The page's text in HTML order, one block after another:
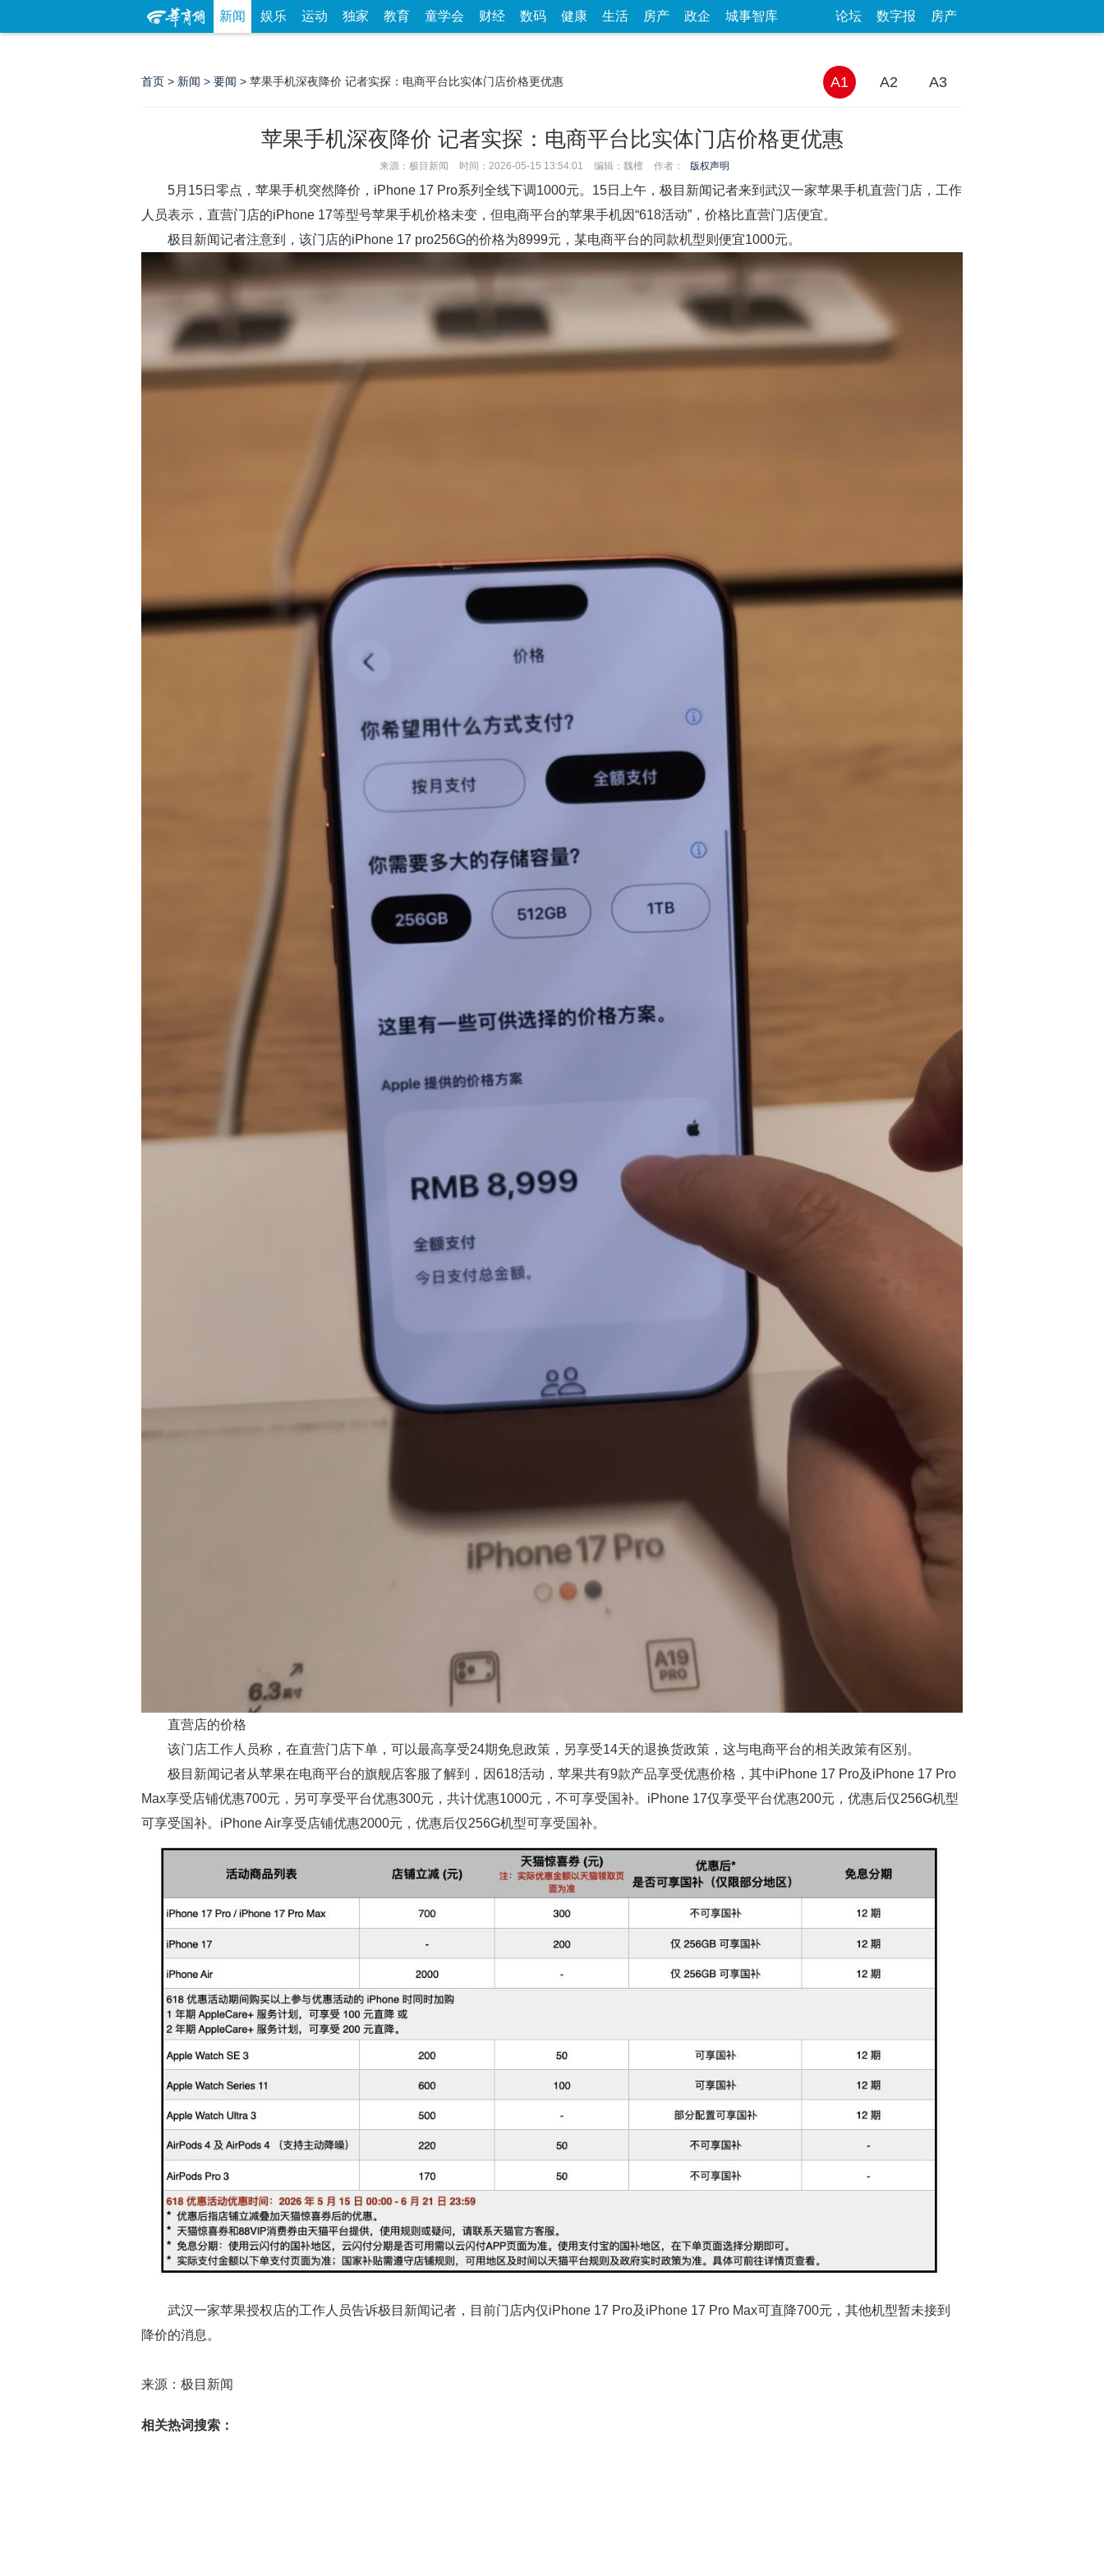
新闻 娱乐 运动 独家 教育 童学会 财经 数码 健康 生活 房产 政企 城事智库 论坛 数字报 房产
首页 > 新闻 > 要闻 > 苹果手机深夜降价 记者实探：电商平台比实体门店价格更优惠 A1 A2 A3
苹果手机深夜降价 记者实探：电商平台比实体门店价格更优惠
来源：极目新闻 时间：2026-05-15 13:54:01 编辑：魏檀 作者： 版权声明
5月15日零点，苹果手机突然降价，iPhone 17 Pro系列全线下调1000元。15日上午，极目新闻记者来到武汉一家苹果手机直营门店，工作
人员表示，直营门店的iPhone 17等型号苹果手机价格未变，但电商平台的苹果手机因“618活动”，价格比直营门店便宜。
极目新闻记者注意到，该门店的iPhone 17 pro256G的价格为8999元，某电商平台的同款机型则便宜1000元。
直营店的价格
该门店工作人员称，在直营门店下单，可以最高享受24期免息政策，另享受14天的退换货政策，这与电商平台的相关政策有区别。
极目新闻记者从苹果在电商平台的旗舰店客服了解到，因618活动，苹果共有9款产品享受优惠价格，其中iPhone 17 Pro及iPhone 17 Pro
Max享受店铺优惠700元，另可享受平台优惠300元，共计优惠1000元，不可享受国补。iPhone 17仅享受平台优惠200元，优惠后仅256G机型
可享受国补。iPhone Air享受店铺优惠2000元，优惠后仅256G机型可享受国补。
武汉一家苹果授权店的工作人员告诉极目新闻记者，目前门店内仅iPhone 17 Pro及iPhone 17 Pro Max可直降700元，其他机型暂未接到
降价的消息。
来源：极目新闻
相关热词搜索：